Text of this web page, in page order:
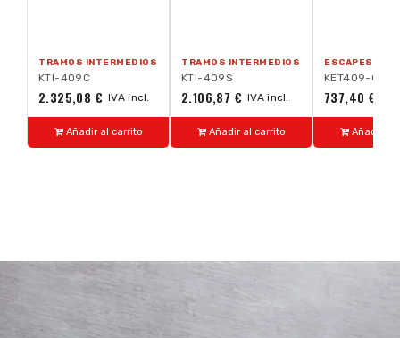
TRAMOS INTERMEDIOS
KTI-409C
2.325,08 € IVA incl.
Añadir al carrito
TRAMOS INTERMEDIOS
KTI-409S
2.106,87 € IVA incl.
Añadir al carrito
ESCAPES
KET409-GA
737,40 €
Añadir al